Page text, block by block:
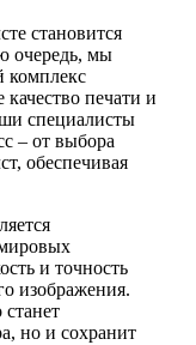
становится
очередь, мы
комплекс
печати и
специалисты
– от выбора
обеспечивая
и точность
изображения.
станет
но и сохранит